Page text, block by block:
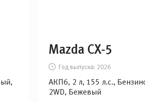
Mazda CX-5
Год выпуска: 2026
АКП6, 2 л, 155 л.с.,
2WD, Бежевый